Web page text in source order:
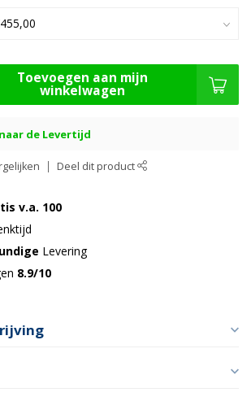
Toevoegen aan mijn
winkelwagen
de Levertijd
Deel dit product
v.a. 100
Levering
8.9/10